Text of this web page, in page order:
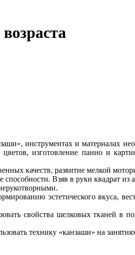
инструментах и материалах
изготовление панно и
качеств, развитие мелкой
Взяв в руки квадрат из
эстетического вкуса,
свойства шелковых тканей в
технику «канзаши» на